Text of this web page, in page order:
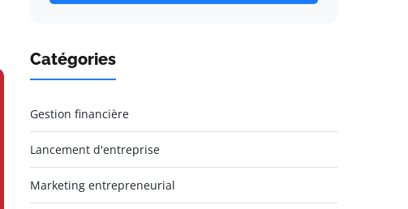
Catégories
Gestion financière
Lancement d'entreprise
Marketing entrepreneurial